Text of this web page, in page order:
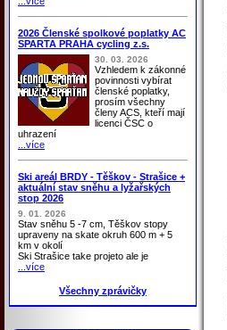
2026 Členské spolkové poplatky AC
SPARTA PRAHA cycling z.s.
30. 03. 2026
Vzhledem k zákonné
povinnosti vybírat
členské poplatky,
prosím všechny
členy ACS, kteří mají
licenci ČSC o
uhrazení
...více
Ski areál BRDY - Těškov - Strašice +
aktuální stav sněhu a lyžařských
stop 2026
9. 01. 2026
Stav sněhu 5 -7 cm, Těškov stopy
upraveny na skate okruh 600 m + 5
km v okolí
Ski Strašice take projeto ale je
...více
Všechny zprávičky